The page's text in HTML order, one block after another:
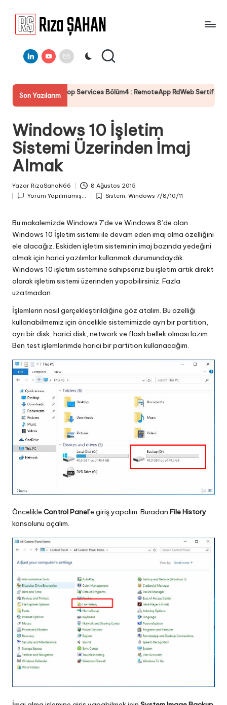
a
Ş
A
H
A
N
Bilgi
Paylaşım
LinkedinYoutube
E-
Mail
Son Yazılarım
Services Bölüm4 : RemoteApp RdWeb Sertifika Yapılandırması
Windows 10 İşletim
Sistemi Üzerinden İmaj
Almak
by
Yazar RizaSahaN66
8 Ağustos 2015
Yorum Yapılmamış...
Posted
Sistem,Windows 7/8/10/11
Bu makalemizde Windows 7’de ve Windows 8’de olan
Windows 10 İşletim sistemi ile devam eden imaj alma özelliğini
ele alacağız. Eskiden işletim sisteminin imaj bazında yedeğini
almak için harici yazılımlar kullanmak durumundaydık.
Windows 10 işletim sistemine sahipseniz bu işletim artık direkt
olarak işletim sistemi üzerinden yapabilirsiniz. Fazla
uzatmadan
İşlemlerin nasıl gerçekleştirildiğine göz atalım. Bu özelliği
kullanabilmemiz için öncelikle sistemimizde ayrı bir partition,
ayrı bir disk, harici disk, network ve flash bellek olması lazım.
Ben test işlemlerimde harici bir partition kullanacağım.
Öncelikle Control Panel’e giriş yapalım. Buradan File History
konsolunu açalım.